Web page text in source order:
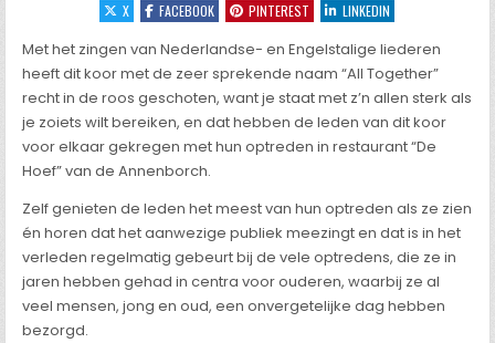
X
FACEBOOK PINTEREST LINKEDIN
Met het zingen van Nederlandse- en Engelstalige liederen
heeft dit koor met de zeer sprekende naam “All Together”
recht in de roos geschoten, want je staat met z’n allen sterk als
je zoiets wilt bereiken, en dat hebben de leden van dit koor
voor elkaar gekregen met hun optreden in restaurant “De
Hoef” van de Annenborch.
Zelf genieten de leden het meest van hun optreden als ze zien
én horen dat het aanwezige publiek meezingt en dat is in het
verleden regelmatig gebeurt bij de vele optredens, die ze in
jaren hebben gehad in centra voor ouderen, waarbij ze al
veel mensen, jong en oud, een onvergetelijke dag hebben
bezorgd.